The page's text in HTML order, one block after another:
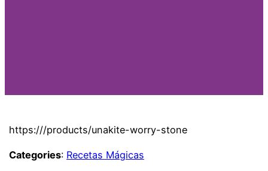
https:///products/unakite-worry-stone
Categories: Recetas Mágicas